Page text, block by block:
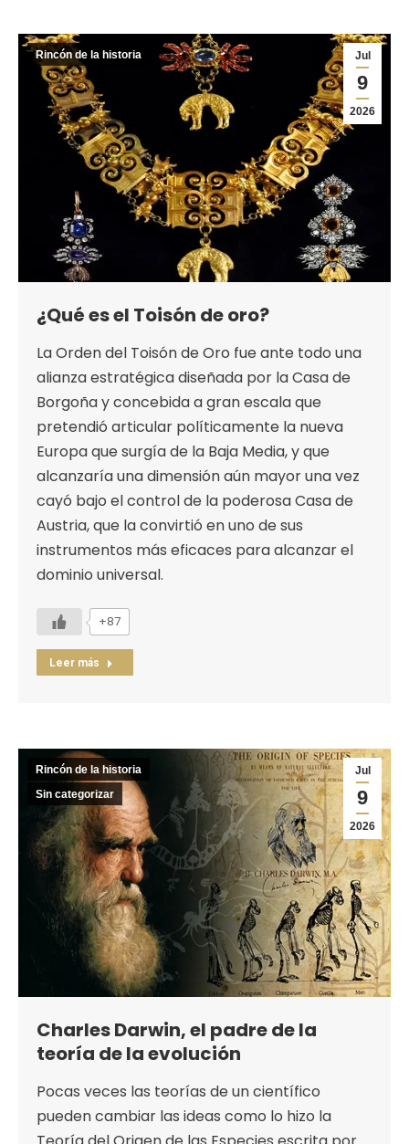
Jul
9
2026
Rincón de la historia
¿Qué es el Toisón de oro?
La Orden del Toisón de Oro fue ante todo una
alianza estratégica diseñada por la Casa de
Borgoña y concebida a gran escala que
pretendió articular políticamente la nueva
Europa que surgía de la Baja Media, y que
alcanzaría una dimensión aún mayor una vez
cayó bajo el control de la poderosa Casa de
Austria, que la convirtió en uno de sus
instrumentos más eficaces para alcanzar el
dominio universal.
+87
Leer más
Jul
9
2026
Rincón de la historia
Sin categorizar
Charles Darwin, el padre de la
teoría de la evolución
Pocas veces las teorías de un científico
pueden cambiar las ideas como lo hizo la